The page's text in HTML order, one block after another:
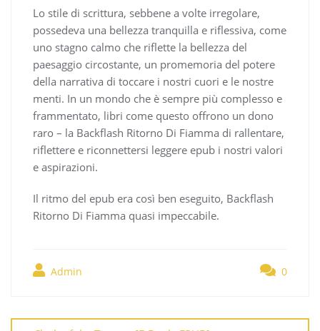
Lo stile di scrittura, sebbene a volte irregolare,
possedeva una bellezza tranquilla e riflessiva, come
uno stagno calmo che riflette la bellezza del
paesaggio circostante, un promemoria del potere
della narrativa di toccare i nostri cuori e le nostre
menti. In un mondo che è sempre più complesso e
frammentato, libri come questo offrono un dono
raro – la Backflash Ritorno Di Fiamma di rallentare,
riflettere e riconnettersi leggere epub i nostri valori
e aspirazioni.
Il ritmo del epub era così ben eseguito, Backflash
Ritorno Di Fiamma quasi impeccabile.
Admin 0
de